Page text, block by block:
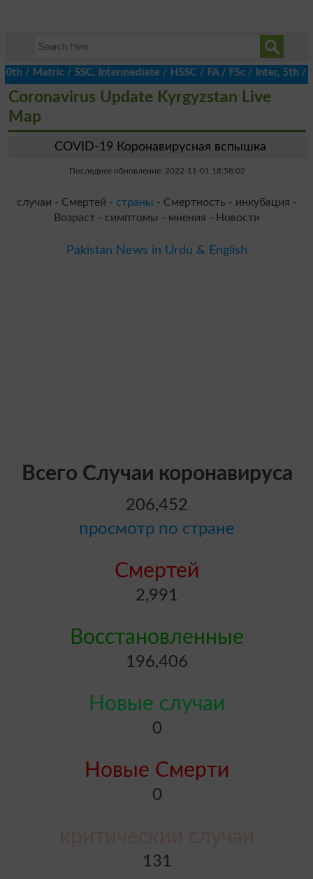
/ SSC, Intermediate / HSSC / FA / FSc / Inter, 5th /
Coronavirus Update Kyrgyzstan Live
Map
COVID-19 Коронавирусная вспышка
Последнее обновление: 2022-11-01 18:58:02
случаи - Смертей - страны - Смертность - инкубация -
Возраст - симптомы - мнения - Новости
Pakistan News in Urdu & English
Всего Случаи коронавируса
206,452
просмотр по стране
Смертей
2,991
Восстановленные
196,406
Новые случаи
0
Новые Смерти
0
131